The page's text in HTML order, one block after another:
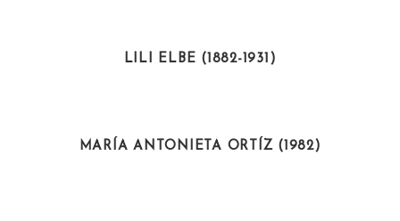
LILI ELBE (1882-1931)
MARÍA ANTONIETA ORTÍZ (1982)